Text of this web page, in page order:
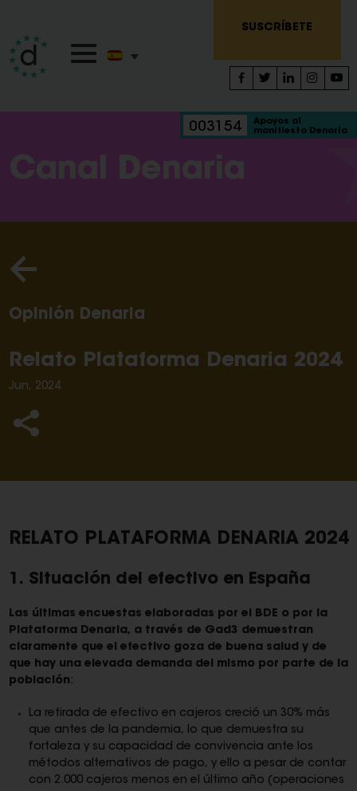
SUSCRÍBETE
003154
Apoyos al
manifiesto Denaria
Canal Denaria
Opinión Denaria
Relato Plataforma Denaria 2024
Jun, 2024
RELATO PLATAFORMA DENARIA 2024
1. Situación del efectivo en España
Las últimas encuestas elaboradas por el BDE o por la
Plataforma Denaria, a través de Gad3 demuestran
claramente que el efectivo goza de buena salud y de
que hay una elevada demanda del mismo por parte de la
población :
La retirada de efectivo en cajeros creció un 30% más
que antes de la pandemia, lo que demuestra su
fortaleza y su capacidad de convivencia ante los
métodos alternativos de pago, y ello a pesar de contar
con 2.000 cajeros menos en el último año (operaciones